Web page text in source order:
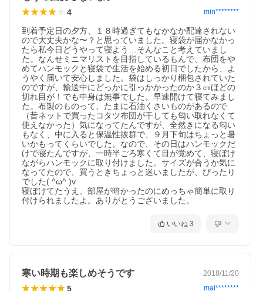
4 min********
到着予定日の夕方、１８時過ぎてもなかなか配達されない
ので大丈夫かな〜？と思っていました。寝袋が届かなかっ
たら私今日どうやって寝よう…そんなこと考えていまし
た。なんせミニマリストを目指しているもんで、布団をや
めてハンモックと寝袋で生活を始める初日でしたから、よ
うやく届いて安心しました。袋はしっかり梱包されていた
のですが、輸送中にどっかに引っかかったのか３㎝ほどの
切れ目が！でも中身は無事でした。早速開けて寝てみまし
た。布製のものって、たまに石油くさいものがあるので
（昔ネットで買ったコタツ布団が干しても匂い取れなくて
使えなかった）気になってたんですが、全然きになる匂い
もなく、中に入ると保温性抜群で、９月下旬はちょっと暑
いかもってくらいでした。なので、その日はハンモックだ
けで寝たんですが、一時半ごろ寒くて目が覚めて、寝ぼけ
ながらハンモックに取り付けました。サイズが合うか気に
なってたので、買うときちょっと迷いましたが、ぴったり
でした( ^ω^ )v
寝ぼけてたうえ、部屋が暗かったのにめっちゃ簡単に取り
付けられましたよ。ありがとうございました。
いいね 3
寒い時期も楽しめそうです 2018/11/20
5 mai********